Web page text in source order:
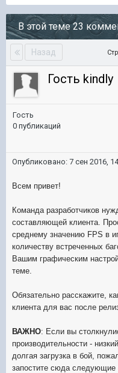
В этой теме 23
Назад
Гость kindly
Гость
0 публикаций
Опубликовано: 7 сен 2016,
Всем привет!
Команда разработчиков
составляющей клиента.
среднему значению FPS в
количеству встреченных
Вашим графическим
теме.
Обязательно расскажите,
клиента для вас после
ВАЖНО: Если вы
производительности -
долгая загрузка в бой,
запостите сюда следующие